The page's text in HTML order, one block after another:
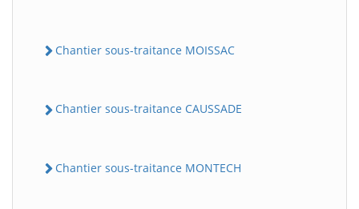
Chantier sous-traitance MOISSAC
Chantier sous-traitance CAUSSADE
Chantier sous-traitance MONTECH